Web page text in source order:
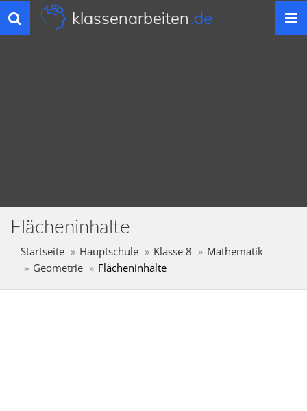
Toggle
navigation
klassenarbeiten.de
Flächeninhalte
Startseite Hauptschule Klasse 8
Mathematik
Geometrie
Flächeninhalte